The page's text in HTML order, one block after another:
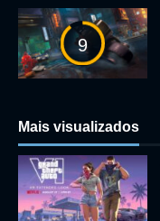
9
Mais visualizados